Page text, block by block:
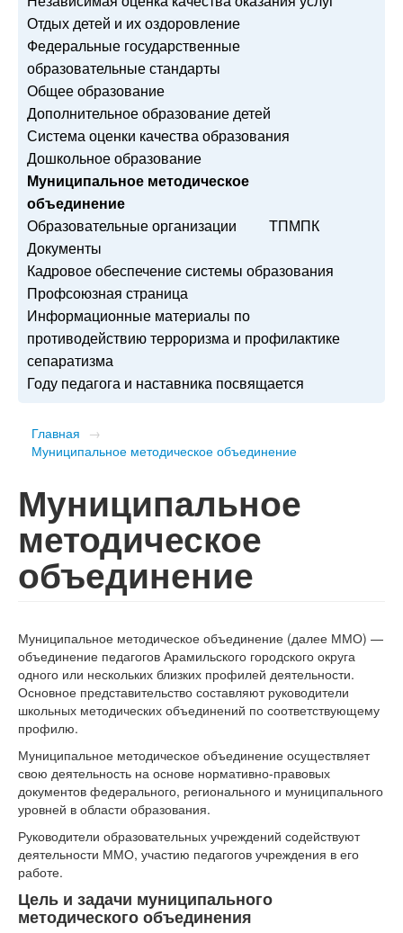
Отдых детей и их оздоровление
Федеральные государственные
образовательные стандарты
Общее образование
Дополнительное образование детей
Система оценки качества образования
Дошкольное образование
Муниципальное методическое
объединение
Образовательные организации
ТПМПК
Документы
Кадровое обеспечение системы образования
Профсоюзная страница
Информационные материалы по
противодействию терроризма и профилактике
сепаратизма
Году педагога и наставника посвящается
Главная →
Муниципальное методическое объединение
Муниципальное
методическое
объединение
Муниципальное методическое объединение (далее ММО) —
объединение педагогов Арамильского городского округа
одного или нескольких близких профилей деятельности.
Основное представительство составляют руководители
школьных методических объединений по соответствующему
профилю.
Муниципальное методическое объединение осуществляет
свою деятельность на основе нормативно-правовых
документов федерального, регионального и муниципального
уровней в области образования.
Руководители образовательных учреждений содействуют
деятельности ММО, участию педагогов учреждения в его
работе.
Цель и задачи муниципального
методического объединения